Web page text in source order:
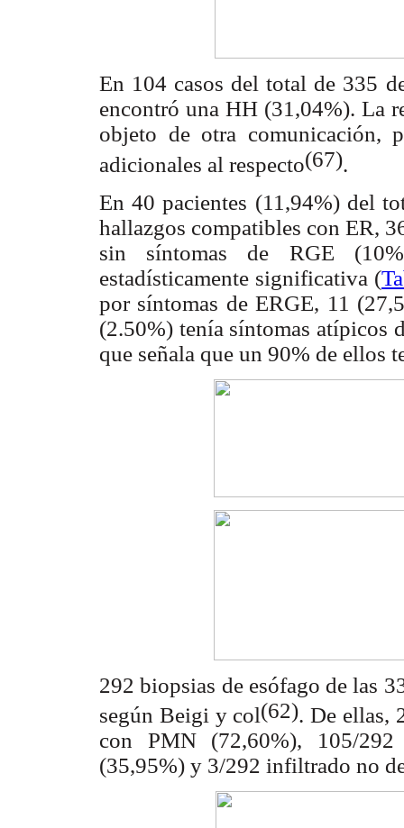
En 104 casos del total de 335
encontró una HH (31,04%). La
objeto de otra comunicación,
adicionales al respecto(67).
En 40 pacientes (11,94%) del
hallazgos compatibles con ER,
sin síntomas de RGE
estadísticamente significativa (
por síntomas de ERGE, 11
(2.50%) tenía síntomas atípicos
que señala que un 90% de ellos
292 biopsias de esófago de las
según Beigi y col(62). De ellas,
con PMN (72,60%), 105/
(35,95%) y 3/292 infiltrado no